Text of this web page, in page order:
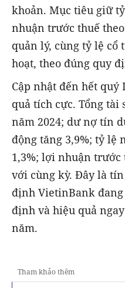
khoản. Mục tiêu giữ
nhuận trước thuế
quản lý, cùng tỷ lệ
hoạt, theo đúng quy
Cập nhật đến hết quý
quả tích cực. Tổng tài
năm 2024; dư nợ tín
động tăng 3,9%; tỷ lệ
1,3%; lợi nhuận trước
với cùng kỳ. Đây là
định VietinBank
định và hiệu quả
năm.
Tham khảo thêm